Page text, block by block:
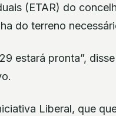
(ETAR) do
do terreno
estará pronta”,
Liberal, que